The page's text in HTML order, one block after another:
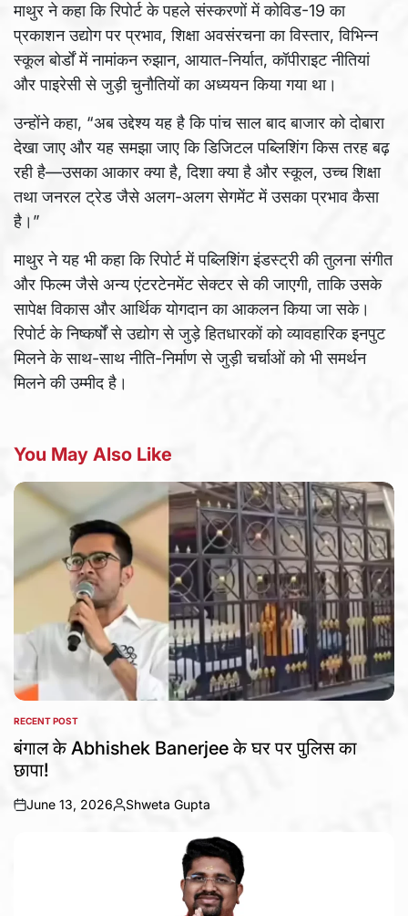
माथुर ने कहा कि रिपोर्ट के पहले संस्करणों में कोविड-19 का
प्रकाशन उद्योग पर प्रभाव, शिक्षा अवसंरचना का विस्तार, विभिन्न
स्कूल बोर्डों में नामांकन रुझान, आयात-निर्यात, कॉपीराइट नीतियां
और पाइरेसी से जुड़ी चुनौतियों का अध्ययन किया गया था।
उन्होंने कहा, “अब उद्देश्य यह है कि पांच साल बाद बाजार को दोबारा
देखा जाए और यह समझा जाए कि डिजिटल पब्लिशिंग किस तरह बढ़
रही है—उसका आकार क्या है, दिशा क्या है और स्कूल, उच्च शिक्षा
तथा जनरल ट्रेड जैसे अलग-अलग सेगमेंट में उसका प्रभाव कैसा
है।”
माथुर ने यह भी कहा कि रिपोर्ट में पब्लिशिंग इंडस्ट्री की तुलना संगीत
और फिल्म जैसे अन्य एंटरटेनमेंट सेक्टर से की जाएगी, ताकि उसके
सापेक्ष विकास और आर्थिक योगदान का आकलन किया जा सके।
रिपोर्ट के निष्कर्षों से उद्योग से जुड़े हितधारकों को व्यावहारिक इनपुट
मिलने के साथ-साथ नीति-निर्माण से जुड़ी चर्चाओं को भी समर्थन
मिलने की उम्मीद है।
You May Also Like
POSTED
IN
RECENT POST
बंगाल के Abhishek Banerjee के घर पर पुलिस का
छापा!
on
June 13, 2026
Posted
Shweta Gupta